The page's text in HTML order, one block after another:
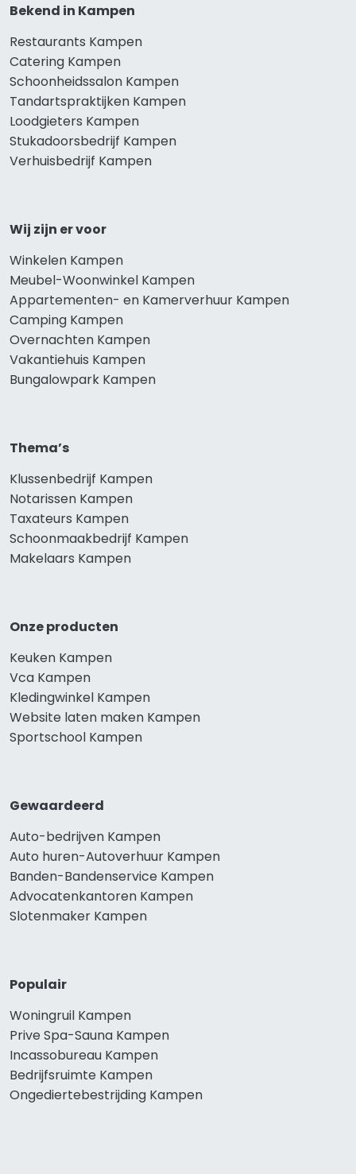
Bekend in Kampen
Restaurants Kampen
Catering Kampen
Schoonheidssalon Kampen
Tandartspraktijken Kampen
Loodgieters Kampen
Stukadoorsbedrijf Kampen
Verhuisbedrijf Kampen
Wij zijn er voor
Winkelen Kampen
Meubel-Woonwinkel Kampen
Appartementen- en Kamerverhuur Kampen
Camping Kampen
Overnachten Kampen
Vakantiehuis Kampen
Bungalowpark Kampen
Thema’s
Klussenbedrijf Kampen
Notarissen Kampen
Taxateurs Kampen
Schoonmaakbedrijf Kampen
Makelaars Kampen
Onze producten
Keuken Kampen
Vca Kampen
Kledingwinkel Kampen
Website laten maken Kampen
Sportschool Kampen
Gewaardeerd
Auto-bedrijven Kampen
Auto huren-Autoverhuur Kampen
Banden-Bandenservice Kampen
Advocatenkantoren Kampen
Slotenmaker Kampen
Populair
Woningruil Kampen
Prive Spa-Sauna Kampen
Incassobureau Kampen
Bedrijfsruimte Kampen
Ongediertebestrijding Kampen